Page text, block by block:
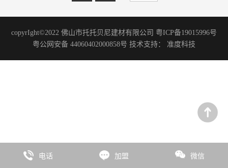
洞石系列
花岗岩系列
板岩系列
石尚系列
copyrIght©2022 佛山市托托贝尼建材有限公司 粤ICP备19015996号
粤公网安备 44060402000858号 技术支持： 准度科技
电话 加盟 微信